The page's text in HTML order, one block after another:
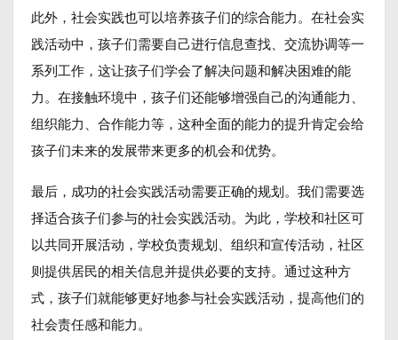
此外，社会实践也可以培养孩子们的综合能力。在社会实
践活动中，孩子们需要自己进行信息查找、交流协调等一
系列工作，这让孩子们学会了解决问题和解决困难的能
力。在接触环境中，孩子们还能够增强自己的沟通能力、
组织能力、合作能力等，这种全面的能力的提升肯定会给
孩子们未来的发展带来更多的机会和优势。
最后，成功的社会实践活动需要正确的规划。我们需要选
择适合孩子们参与的社会实践活动。为此，学校和社区可
以共同开展活动，学校负责规划、组织和宣传活动，社区
则提供居民的相关信息并提供必要的支持。通过这种方
式，孩子们就能够更好地参与社会实践活动，提高他们的
社会责任感和能力。